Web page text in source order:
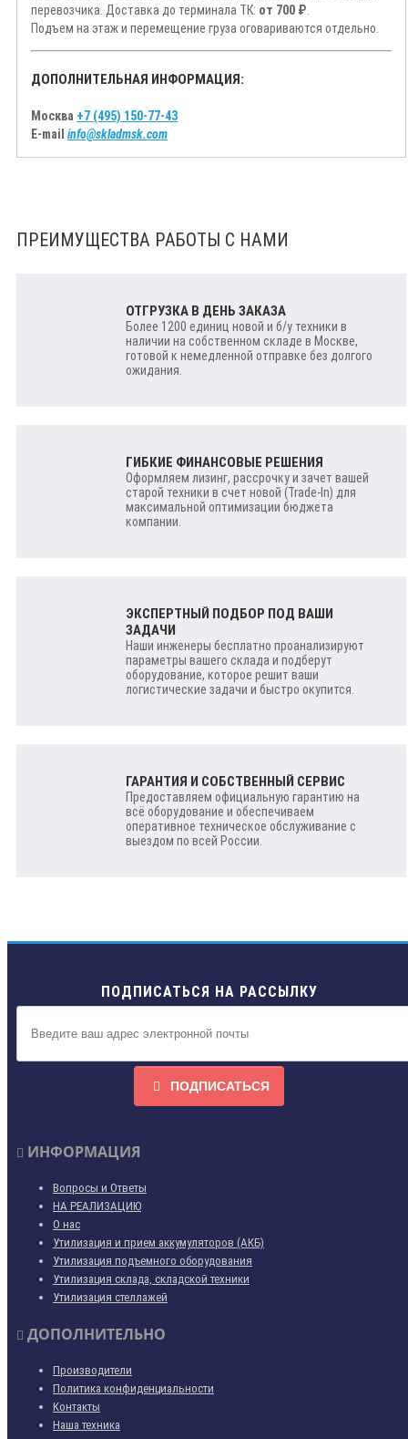
перевозчика. Доставка до терминала ТК: от 700 ₽
Подъем на этаж и перемещение груза оговариваются отдельно.
ДОПОЛНИТЕЛЬНАЯ ИНФОРМАЦИЯ:
Москва +7 (495) 150-77-43
E-mail info@skladmsk.com
ПРЕИМУЩЕСТВА РАБОТЫ С НАМИ
ОТГРУЗКА В ДЕНЬ ЗАКАЗА
Более 1200 единиц новой и б/у техники в
наличии на собственном складе в Москве,
готовой к немедленной отправке без долгого
ожидания.
ГИБКИЕ ФИНАНСОВЫЕ РЕШЕНИЯ
Оформляем лизинг, рассрочку и зачет вашей
старой техники в счет новой (Trade-In) для
максимальной оптимизации бюджета
компании.
ЭКСПЕРТНЫЙ ПОДБОР ПОД ВАШИ
ЗАДАЧИ
Наши инженеры бесплатно проанализируют
параметры вашего склада и подберут
оборудование, которое решит ваши
логистические задачи и быстро окупится.
ГАРАНТИЯ И СОБСТВЕННЫЙ СЕРВИС
Предоставляем официальную гарантию на
всё оборудование и обеспечиваем
оперативное техническое обслуживание с
выездом по всей России.
ПОДПИСАТЬСЯ НА РАССЫЛКУ
ПОДПИСАТЬСЯ
ИНФОРМАЦИЯ
Вопросы и Ответы
НА РЕАЛИЗАЦИЮ
О нас
Утилизация и прием аккумуляторов (АКБ)
Утилизация подъемного оборудования
Утилизация склада, складской техники
Утилизация стеллажей
ДОПОЛНИТЕЛЬНО
Производители
Политика конфиденциальности
Контакты
Наша техника